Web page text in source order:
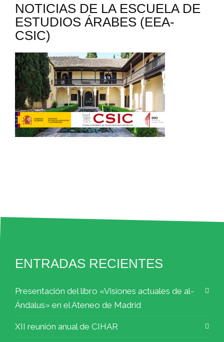
NOTICIAS DE LA ESCUELA DE
ESTUDIOS ÁRABES (EEA-
CSIC)
ENTRADAS RECIENTES
Presentación del libro «Visiones actuales de al-
Ándalus» en el Ateneo de Madrid
XII reunión anual de CIHAR